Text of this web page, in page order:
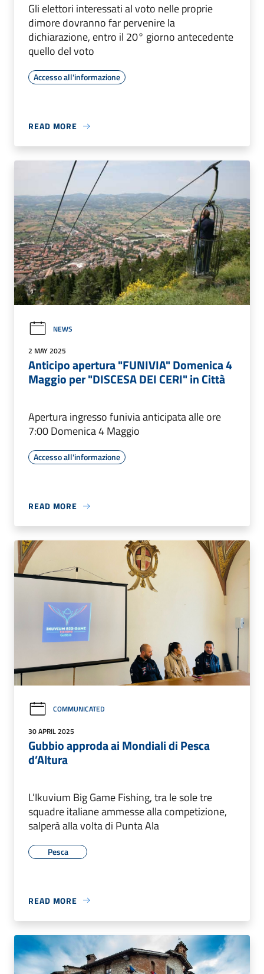
Gli elettori interessati al voto nelle proprie
dimore dovranno far pervenire la
dichiarazione, entro il 20° giorno antecedente
quello del voto
Accesso all'informazione
READ MORE
NEWS
2 MAY 2025
Anticipo apertura "FUNIVIA" Domenica 4
Maggio per "DISCESA DEI CERI" in Città
Apertura ingresso funivia anticipata alle ore
7:00 Domenica 4 Maggio
Accesso all'informazione
READ MORE
COMMUNICATED
30 APRIL 2025
Gubbio approda ai Mondiali di Pesca
d’Altura
L’Ikuvium Big Game Fishing, tra le sole tre
squadre italiane ammesse alla competizione,
salperà alla volta di Punta Ala
Pesca
READ MORE